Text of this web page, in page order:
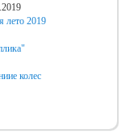
лето 2019
колес